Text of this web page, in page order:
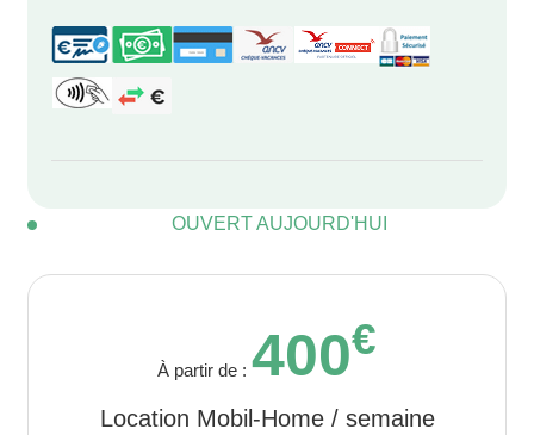
OUVERT AUJOURD'HUI
À partir de : 400€
Location Mobil-Home / semaine